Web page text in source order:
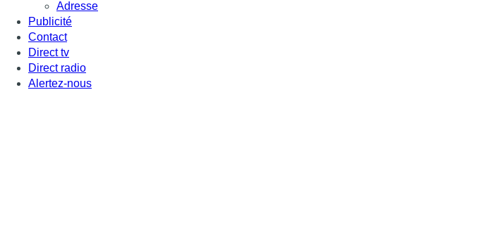
Adresse
Publicité
Contact
Direct tv
Direct radio
Alertez-nous